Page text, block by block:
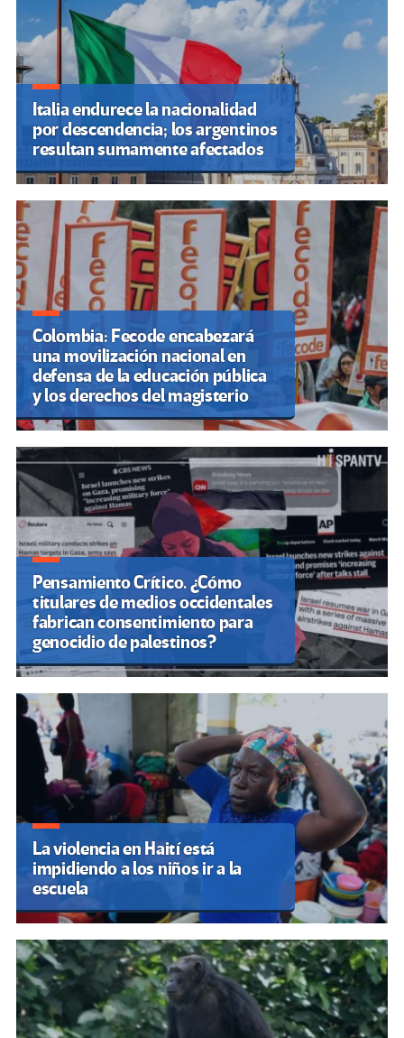
Italia endurece la nacionalidad
por descendencia; los argentinos
resultan sumamente afectados
Colombia: Fecode encabezará
una movilización nacional en
defensa de la educación pública
y los derechos del magisterio
Pensamiento Crítico. ¿Cómo
titulares de medios occidentales
fabrican consentimiento para
genocidio de palestinos?
La violencia en Haití está
impidiendo a los niños ir a la
escuela